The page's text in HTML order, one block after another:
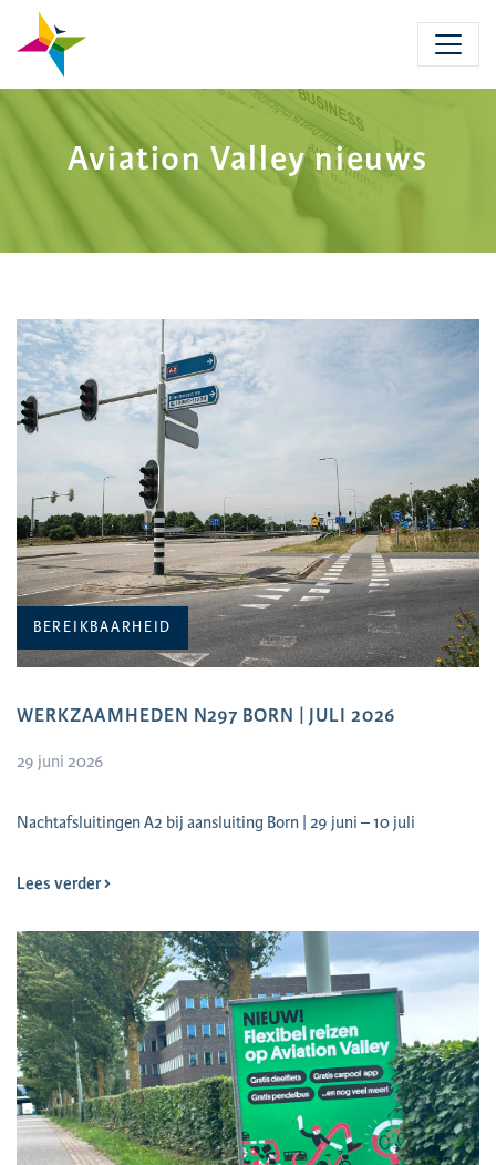
content
Aviation Valley nieuws
BEREIKBAARHEID
WERKZAAMHEDEN N297 BORN | JULI 2026
29 juni 2026
Nachtafsluitingen A2 bij aansluiting Born | 29 juni – 10 juli
Lees verder